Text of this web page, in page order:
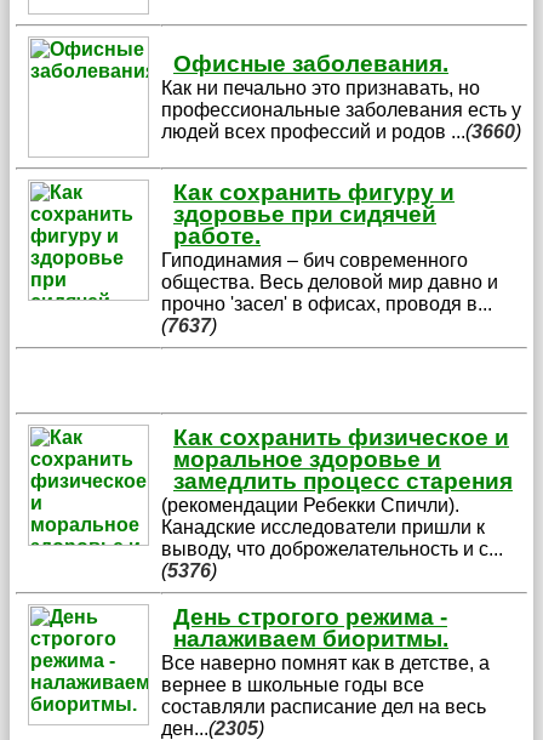
Офисные заболевания.
Как ни печально это признавать, но
профессиональные заболевания есть у
людей всех профессий и родов ...(3660)
Как сохранить фигуру и
здоровье при сидячей
работе.
Гиподинамия – бич современного
общества. Весь деловой мир давно и
прочно 'засел' в офисах, проводя в...
(7637)
Как сохранить физическое и
моральное здоровье и
замедлить процесс старения
(рекомендации Ребекки Спичли).
Канадские исследователи пришли к
выводу, что доброжелательность и с...
(5376)
День строгого режима -
налаживаем биоритмы.
Все наверно помнят как в детстве, а
вернее в школьные годы все
составляли расписание дел на весь
ден...(2305)